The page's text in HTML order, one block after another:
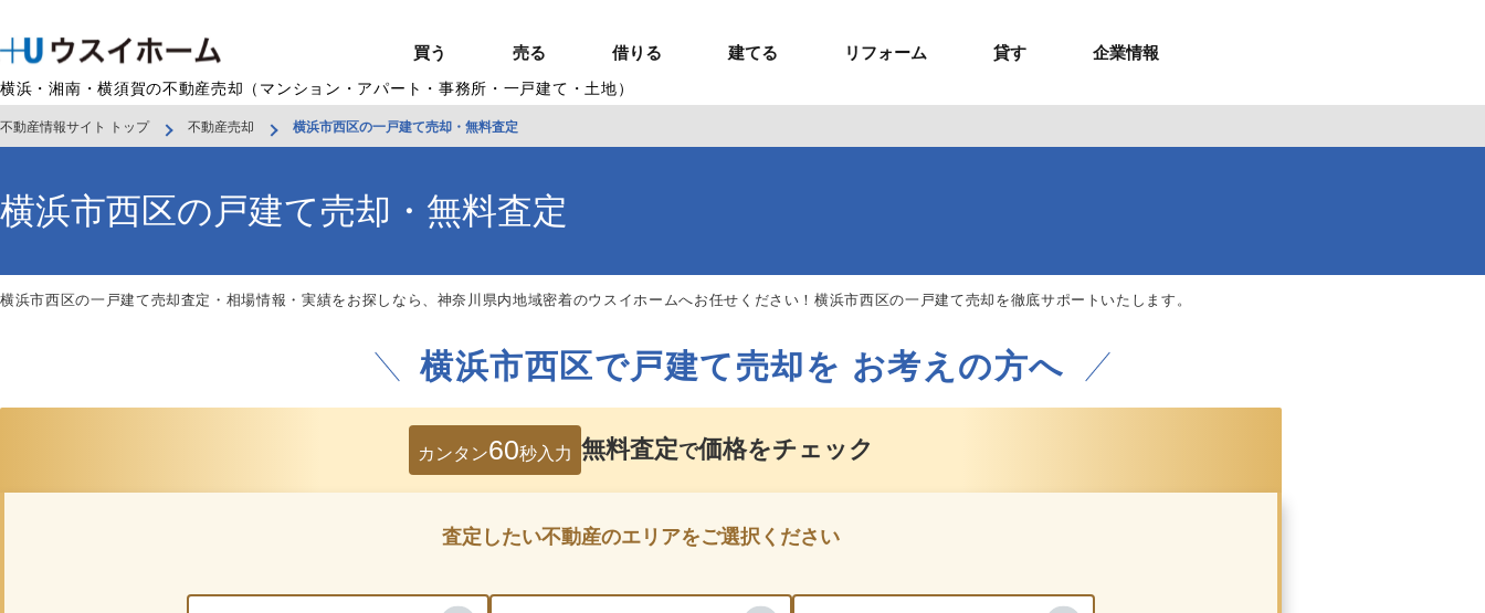
横浜・湘南・横須賀の不動産売却（マンション・アパート・事務所・一戸建て・土地）
買う
BUY
買う
戸建て（総合）
中古戸建て
売る
SELL
売る
売るTOP
レントホーム
借りる
RENT
借りる
賃貸住宅TOP
路線から探す
建てる
U-CASA
建てる
建てるTOP
Kit-U（高性能企画住宅）
リフォーム
REFORM
リフォーム
リフォームTOP
施工事例
貸す
MANAGEMENT
貸す
貸すTOP
サービス一覧
企業情報
COMPANY INFO
企業情報
企業情報TOP
採用情報
不動産情報サイト トップ 不動産売却 横浜市西区の一戸建て売却・無料査定
横浜市西区の戸建て売却・無料査定
横浜市西区の一戸建て売却査定・相場情報・実績をお探しなら、神奈川県内地域密着のウスイホームへお任せください！横浜市西区の一戸建て売却を徹底サポートいたします。
横浜市西区で戸建て売却を お考えの方へ
カンタン60秒入力 無料査定で価格をチェック
査定したい不動産のエリアをご選択ください